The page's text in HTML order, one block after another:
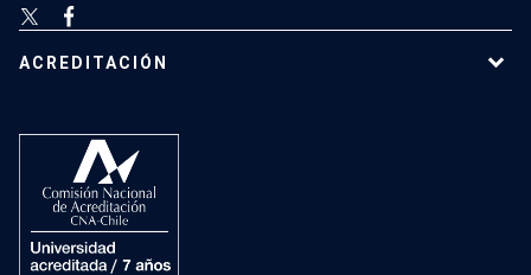
ACREDITACIÓN